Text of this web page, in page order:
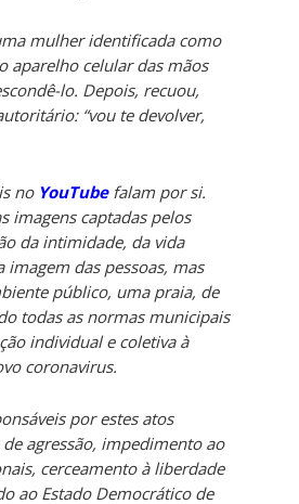
mulher identificada como
aparelho celular das mãos
lo. Depois, recuou,
“vou te devolver,
no YouTubefalam por si.
imagens captadas pelos
da intimidade, da vida
imagem das pessoas, mas
público, uma praia, de
todas as normas municipais
individual e coletiva à
coronavirus.
por estes atos
agressão, impedimento ao
cerceamento à liberdade
ao Estado Democrático de